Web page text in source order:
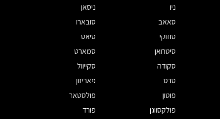
ניו
ניסאן
סאאב
סובארו
סוזוקי
סיאט
סיטרואן
סמארט
סקודה
סקייוול
סרס
פאריזון
פוטון
פולסטאר
פולקסווגן
פורד